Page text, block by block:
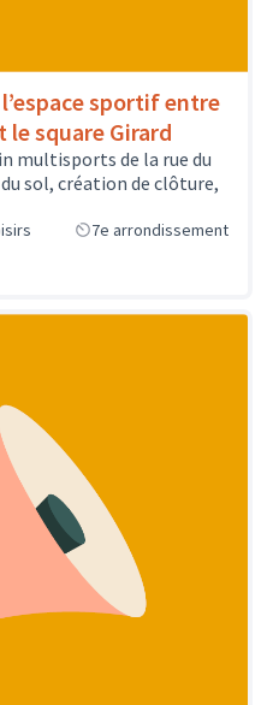
sportif entre
le square Girard
multisports de la rue du
sol, création de clôture,
7e arrondissement